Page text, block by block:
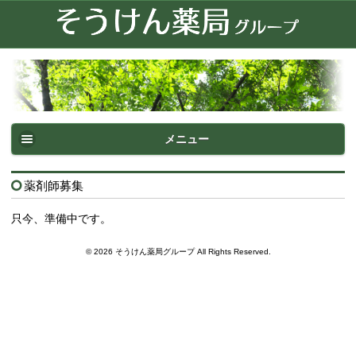
メニュー
薬剤師募集
只今、準備中です。
© 2026 そうけん薬局グループ All Rights Reserved.